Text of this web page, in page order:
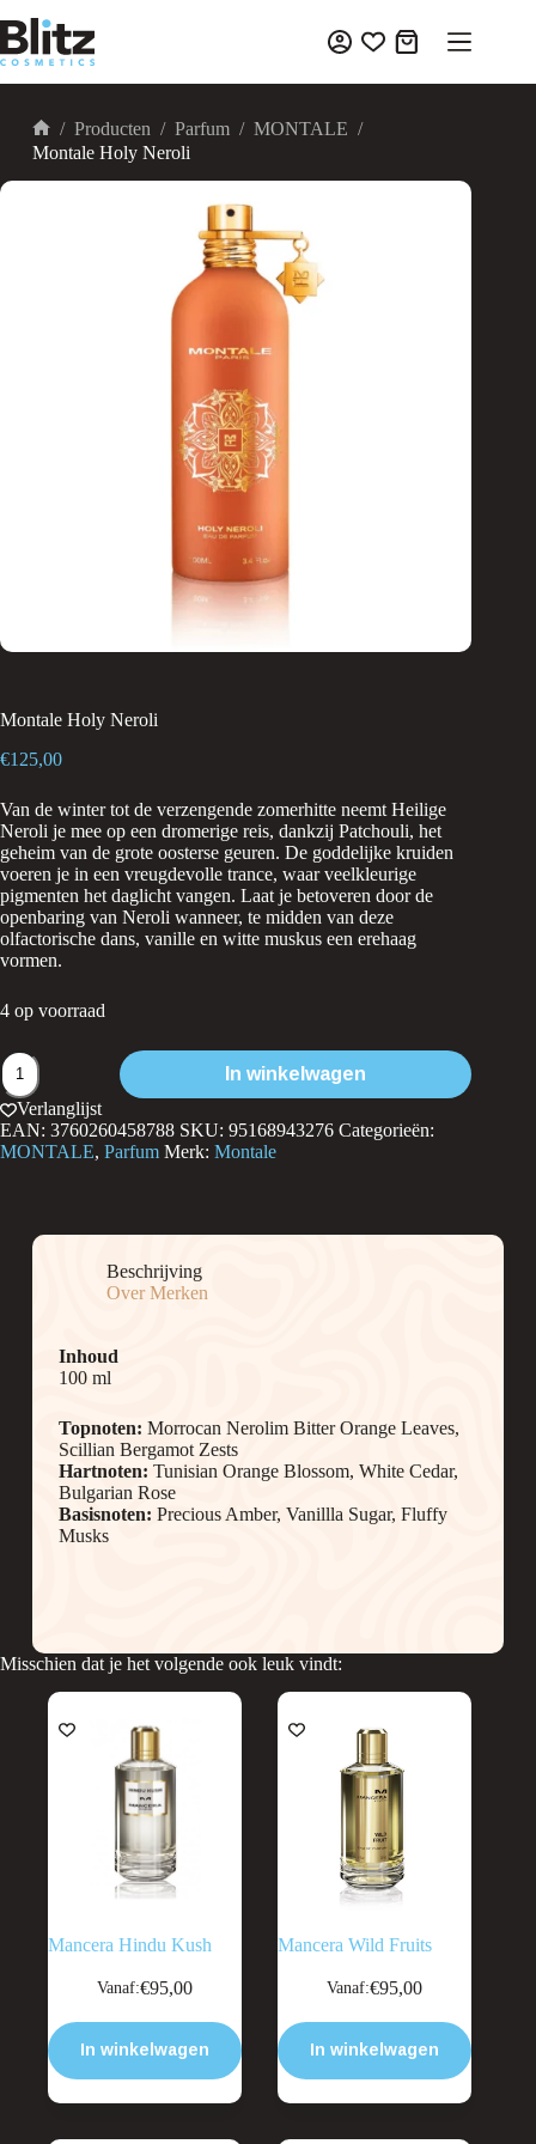
naar
de
Winkelwagen
Home
/ Producten / Parfum / MONTALE /
Montale Holy Neroli
Montale Holy Neroli
€125,00
Van de winter tot de verzengende zomerhitte neemt Heilige
Neroli je mee op een dromerige reis, dankzij Patchouli, het
geheim van de grote oosterse geuren. De goddelijke kruiden
voeren je in een vreugdevolle trance, waar veelkleurige
pigmenten het daglicht vangen. Laat je betoveren door de
openbaring van Neroli wanneer, te midden van deze
olfactorische dans, vanille en witte muskus een erehaag
vormen.
4 op voorraad
Montale
Holy
Neroli
aantal
In winkelwagen
Verlanglijst
EAN: 3760260458788 SKU: 95168943276 Categorieën:
MONTALE, Parfum Merk: Montale
Beschrijving
Over Merken
Inhoud
100 ml
Topnoten: Morrocan Nerolim Bitter Orange Leaves,
Scillian Bergamot Zests
Hartnoten: Tunisian Orange Blossom, White Cedar,
Bulgarian Rose
Basisnoten: Precious Amber, Vanillla Sugar, Fluffy
Musks
Misschien dat je het volgende ook leuk vindt:
Mancera Hindu Kush
Vanaf:€95,00
In winkelwagen
product
variaties.
Deze
optie
Mancera Wild Fruits
Vanaf:€95,00
In winkelwagen
product
variaties.
Deze
optie